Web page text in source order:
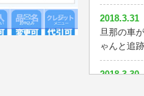
20日間の
謝料が振
を歩めそ
2018.1.20
主人がち
2018.2.12
妻の嘘を
2018.2.11
怪しい飲
2018.3.31
旦那の車
ゃんと追
2018.3.30